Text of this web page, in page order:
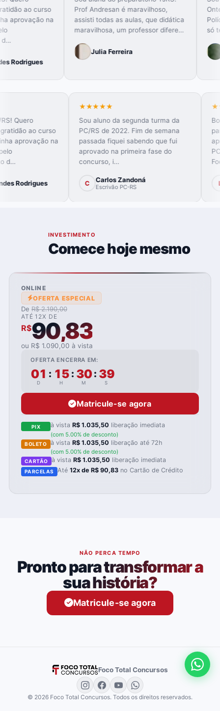
Prof Andresan é maravilhoso,
assisti todas as aulas, que didática
maravilhosa, um professor difere…
Julia Ferreira
Ontem fui
Polícia Civil do
só tenho a
aluna da PC/RS! Quero
minha gratidão ao curso
pela minha aprovação na
Obrigada pelo
d…
Bruna Fagundes Rodrigues
Sou aluno da segunda turma
PC/RS de 2022. Fim de
passada fiquei sabendo que
aprovado na primeira fase do
C Carlos Zandoná
INVESTIMENTO
Comece hoje mesmo
ONLINE
OFERTA ESPECIAL
De R$ 2.190,00
ATÉ 12X DE
R$90,83
ou R$ 1.090,00 à vista
OFERTA ENCERRA EM:
01
D
: 15
H
: 30
M
: 37
S
Matricule-se agora
PIX à vistaR$ 1.035,50 liberação imediata
(com 5.00% de desconto)
BOLETO à vistaR$ 1.035,50 liberação até 72h
(com 5.00% de desconto)
CARTÃO à vista R$ 1.035,50 liberação imediata
PARCELAS Até12x de R$ 90,83 no Cartão de Crédito
NÃO PERCA TEMPO
Pronto para transformar a
sua história?
Matricule-se agora
Foco Total Concursos
© 2026 Foco Total Concursos. Todos os direitos reservados.